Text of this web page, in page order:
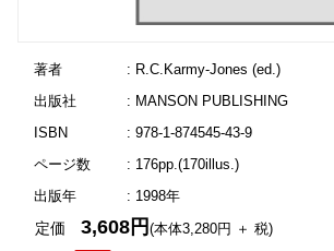
著者
: R.C.Karmy-Jones (ed.)
出版社
: MANSON PUBLISHING
ISBN
: 978-1-874545-43-9
ページ数
: 176pp.(170illus.)
出版年
: 1998年
定価3,608円(本体3,280円 ＋ 税)